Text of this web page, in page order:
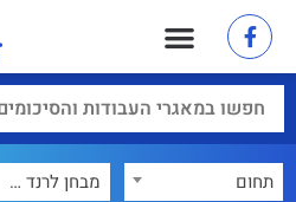
תחום מבחן לרנד האנד